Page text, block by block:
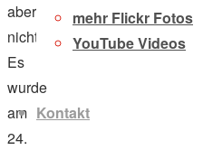
mehr Flickr Fotos
YouTube Videos
Kontakt
aber
nicht!
Es
wurde
am
24.